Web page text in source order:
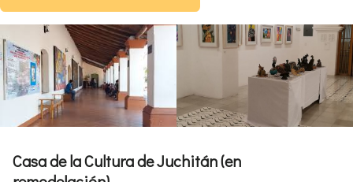
Casa de la Cultura de Juchitán (en